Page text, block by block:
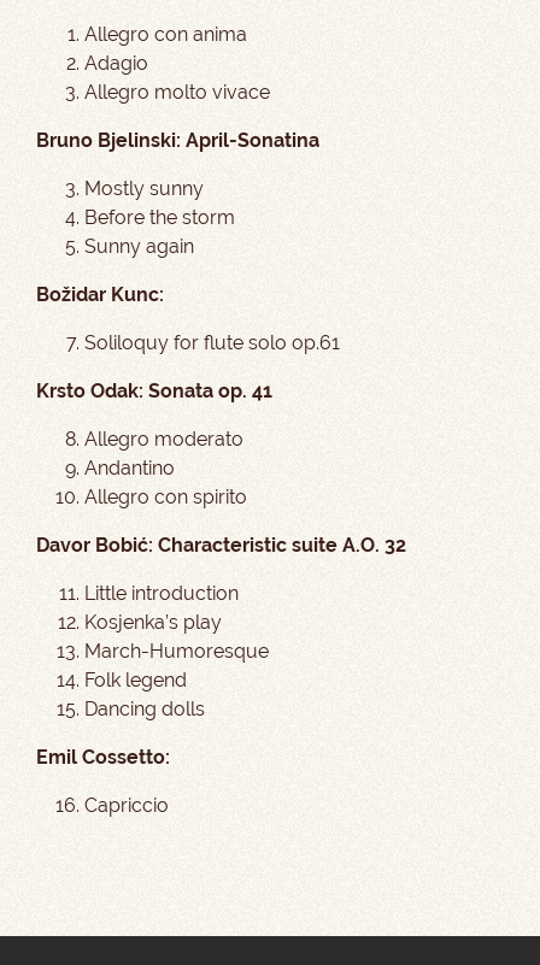
Allegro con anima
Adagio
Allegro molto vivace
Bruno Bjelinski: April-Sonatina
Mostly sunny
Before the storm
Sunny again
Božidar Kunc:
Soliloquy for flute solo op.61
Krsto Odak: Sonata op. 41
Allegro moderato
Andantino
Allegro con spirito
Davor Bobić: Characteristic suite A.O. 32
Little introduction
Kosjenka’s play
March-Humoresque
Folk legend
Dancing dolls
Emil Cossetto:
Capriccio